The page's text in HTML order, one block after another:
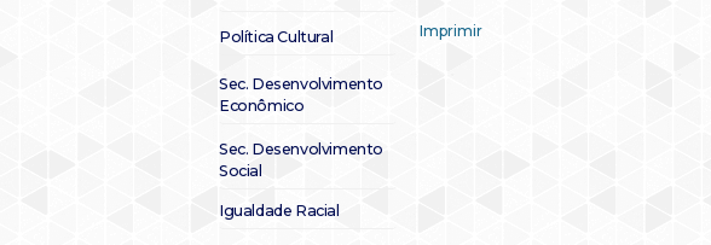
Política Cultural
Sec. Desenvolvimento
Econômico
Sec. Desenvolvimento
Social
Igualdade Racial
Imprimir